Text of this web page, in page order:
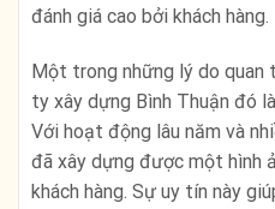
đánh giá cao bởi khách hàng.
Một trong những lý do quan
ty xây dựng Bình Thuận đó
Với hoạt động lâu năm và
đã xây dựng được một hình
khách hàng. Sự uy tín này